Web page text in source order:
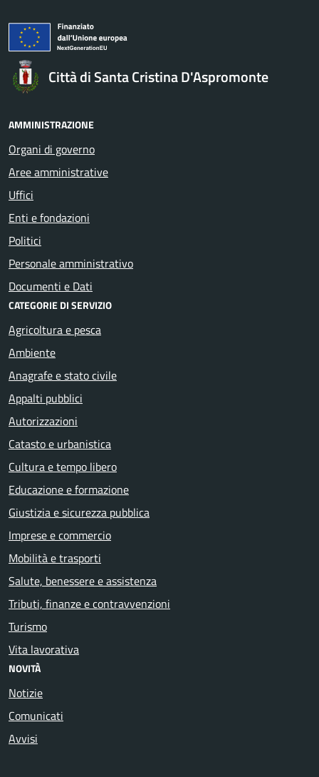
Città di Santa Cristina D'Aspromonte
AMMINISTRAZIONE
Organi di governo
Aree amministrative
Uffici
Enti e fondazioni
Politici
Personale amministrativo
Documenti e Dati
CATEGORIE DI SERVIZIO
Agricoltura e pesca
Ambiente
Anagrafe e stato civile
Appalti pubblici
Autorizzazioni
Catasto e urbanistica
Cultura e tempo libero
Educazione e formazione
Giustizia e sicurezza pubblica
Imprese e commercio
Mobilità e trasporti
Salute, benessere e assistenza
Tributi, finanze e contravvenzioni
Turismo
Vita lavorativa
NOVITÀ
Notizie
Comunicati
Avvisi